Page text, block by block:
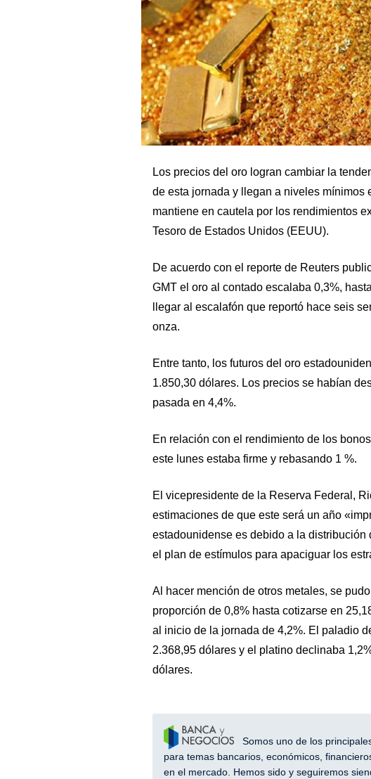
Los precios del oro logran cambiar la
de esta jornada y llegan a niveles mínimos
mantiene en cautela por los rendimientos
Tesoro de Estados Unidos (EEUU).
De acuerdo con el reporte de Reuters
GMT el oro al contado escalaba 0,3%,
llegar al escalafón que reportó hace seis
onza.
Entre tanto, los futuros del oro
1.850,30 dólares. Los precios se habían
pasada en 4,4%.
En relación con el rendimiento de los
este lunes estaba firme y rebasando 1 %.
El vicepresidente de la Reserva Federal,
estimaciones de que este será un año
estadounidense es debido a la
el plan de estímulos para apaciguar los
Al hacer mención de otros metales, se
proporción de 0,8% hasta cotizarse en
al inicio de la jornada de 4,2%. El paladio
2.368,95 dólares y el platino declinaba
dólares.
Somos uno de los
para temas bancarios, económicos,
en el mercado. Hemos sido y seguiremos